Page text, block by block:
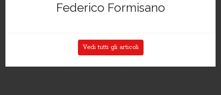
Federico Formisano
Vedi tutti gli articoli